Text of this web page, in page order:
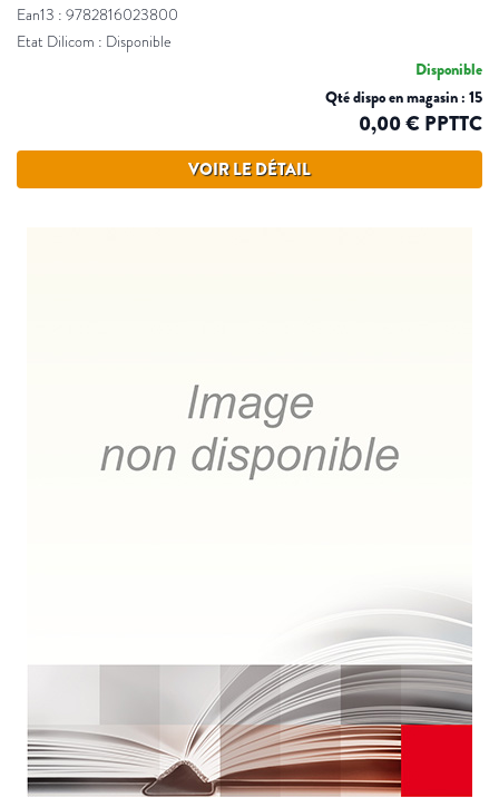
Ean13 : 9782816023800
Etat Dilicom : Disponible
Disponible
Qté dispo en magasin : 15
0,00 € PPTTC
VOIR LE DÉTAIL